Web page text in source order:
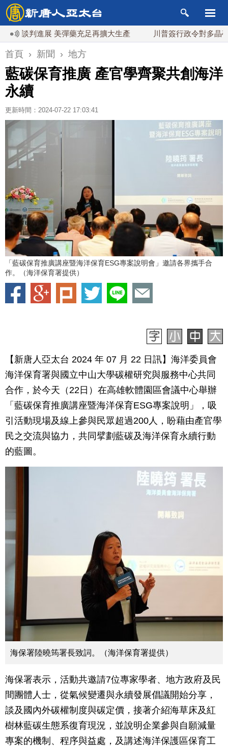
進展 美彈藥充足再擴大生產 川普簽行政令對多晶矽課15%
首頁 › 新聞 › 地方
藍碳保育推廣 產官學齊聚共創海洋
永續
更新時間：2024-07-22 17:03:41
「藍碳保育推廣講座暨海洋保育ESG專案說明會」邀請各界攜手合
作。（海洋保育署提供）
【新唐人亞太台 2024 年 07 月 22 日訊】海洋委員會
海洋保育署與國立中山大學碳權研究與服務中心共同
合作，於今天（22日）在高雄軟體園區會議中心舉辦
「藍碳保育推廣講座暨海洋保育ESG專案說明」，吸
引活動現場及線上參與民眾超過200人，盼藉由產官學
民之交流與協力，共同擘劃藍碳及海洋保育永續行動
的藍圖。
海保署陸曉筠署長致詞。（海洋保育署提供）
海保署表示，活動共邀請7位專家學者、地方政府及民
間團體人士，從氣候變遷與永續發展倡議開始分享，
談及國內外碳權制度與碳定價，接著介紹海草床及紅
樹林藍碳生態系復育現況，並說明企業參與自願減量
專案的機制、程序與益處，及講述海洋保護區保育工